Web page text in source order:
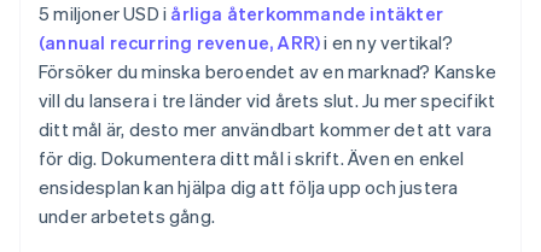
5 miljoner USD i årliga återkommande intäkter
(annual recurring revenue, ARR)i en ny vertikal?
Försöker du minska beroendet av en marknad? Kanske
vill du lansera i tre länder vid årets slut. Ju mer specifikt
ditt mål är, desto mer användbart kommer det att vara
för dig. Dokumentera ditt mål i skrift. Även en enkel
ensidesplan kan hjälpa dig att följa upp och justera
under arbetets gång.